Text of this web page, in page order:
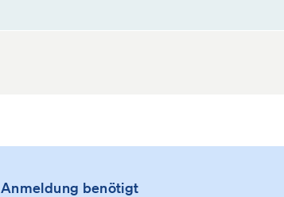
Anmeldung benötigt